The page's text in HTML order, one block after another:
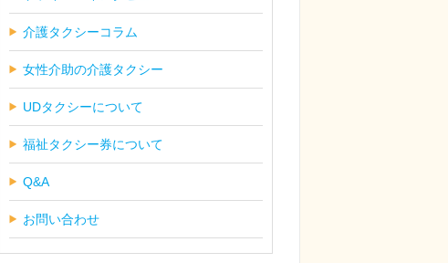
介護タクシーコラム
女性介助の介護タクシー
UDタクシーについて
福祉タクシー券について
Q&A
お問い合わせ